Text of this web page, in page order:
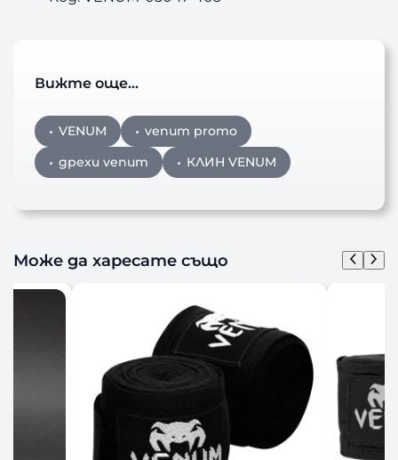
Вижте още…
VENUM
venum promo
дрехи venum
КЛИН VENUM
Може да харесате също